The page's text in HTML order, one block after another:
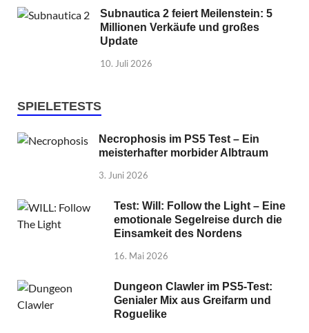
Subnautica 2 feiert Meilenstein: 5
Millionen Verkäufe und großes
Update
10. Juli 2026
SPIELETESTS
Necrophosis im PS5 Test – Ein
meisterhafter morbider Albtraum
3. Juni 2026
Test: Will: Follow the Light – Eine
emotionale Segelreise durch die
Einsamkeit des Nordens
16. Mai 2026
Dungeon Clawler im PS5-Test:
Genialer Mix aus Greifarm und
Roguelike